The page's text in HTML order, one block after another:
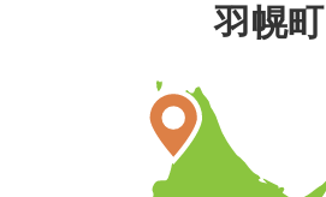
羽幌町